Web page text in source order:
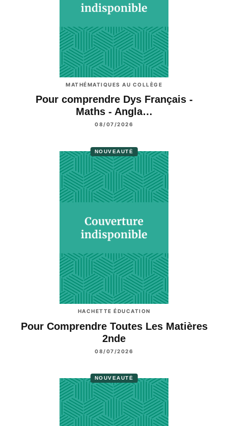
MATHÉMATIQUES AU COLLÈGE
Pour comprendre Dys Français -
Maths - Angla…
08/07/2026
NOUVEAUTÉ
HACHETTE ÉDUCATION
Pour Comprendre Toutes Les Matières
2nde
08/07/2026
NOUVEAUTÉ